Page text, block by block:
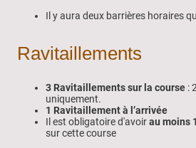
Il y aura deux barrières horaires
Ravitaillements
3 Ravitaillements sur la course :
uniquement.
1 Ravitaillement à l’arrivée
Il est obligatoire d'avoirau moins
sur cette course